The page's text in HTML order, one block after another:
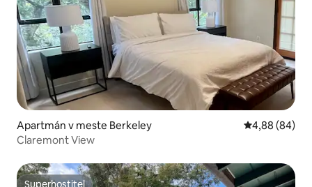
Apartmán v meste Berkeley Priemerné
4,88 (84)
Claremont View
Superhostiteľ